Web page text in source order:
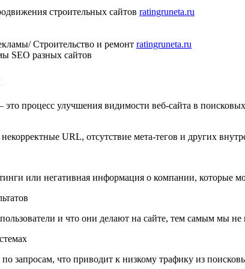
строительных сайтов ratingruneta.ru
Строительство и ремонт ratingruneta.ru
SEO разных сайтов
процесс улучшения видимости веб-сайта в
URL, отсутствие мета-тегов и других
или негативная информация о компании, которые
и что они делают на сайте, тем самым мы не
запросам, что приводит к низкому трафику из